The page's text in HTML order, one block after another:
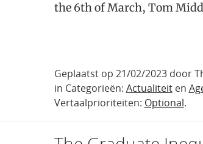
the 6th of March, Tom
Geplaatst op 21/02/2023 door
in Categorieën: Actualiteiten
Vertaalprioriteiten: Optional.